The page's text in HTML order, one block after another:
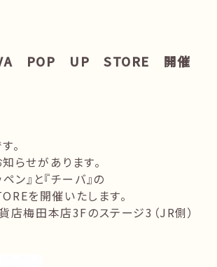
POP UP STORE 開催
。
らせがあります。
ン』と『チーバ』の
を開催いたします。
店梅田本店3Fのステージ3（JR側）